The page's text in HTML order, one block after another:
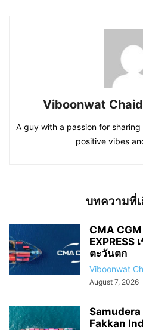
Viboonwat
A guy with a passion for
positive vibes
บทความที่
CMA CGM
EXPRESS
ตะวันตก
Viboonwat
August 7, 2026
Samudera
Fakkan